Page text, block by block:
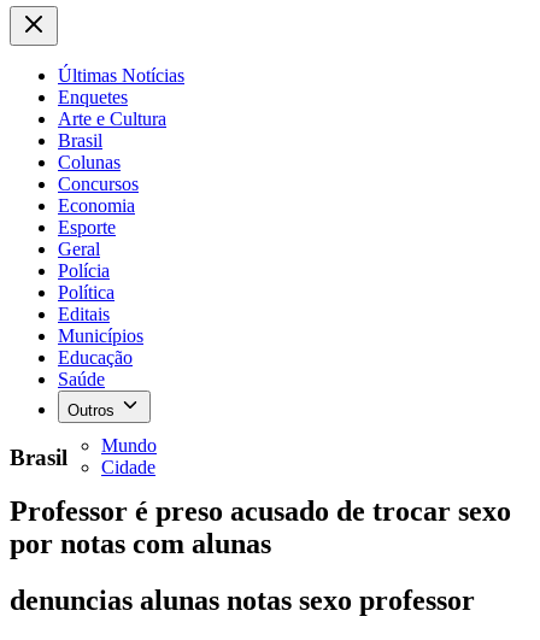
Últimas Notícias
Enquetes
Arte e Cultura
Brasil
Colunas
Concursos
Economia
Esporte
Geral
Polícia
Política
Editais
Municípios
Educação
Saúde
Outros
Mundo
Cidade
Brasil
Professor é preso acusado de trocar sexo
por notas com alunas
denuncias alunas notas sexo professor